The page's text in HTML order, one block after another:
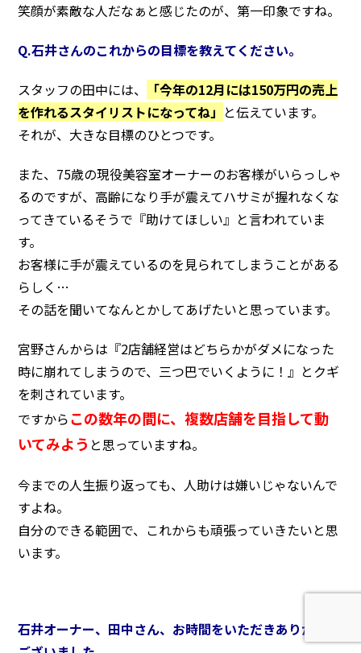
笑顔が素敵な人だなぁと感じたのが、第一印象ですね。
Q.石井さんのこれからの目標を教えてください。
スタッフの田中には、
「今年の12月には150万円の売上
を作れるスタイリストになってね」 と伝えています。
それが、大きな目標のひとつです。
また、75歳の現役美容室オーナーのお客様がいらっしゃ
るのですが、高齢になり手が震えてハサミが握れなくな
ってきているそうで『助けてほしい』と言われていま
す。
お客様に手が震えているのを見られてしまうことがある
らしく…
その話を聞いてなんとかしてあげたいと思っています。
宮野さんからは『2店舗経営はどちらかがダメになった
時に崩れてしまうので、三つ巴でいくように！』とクギ
を刺されています。
ですからこの数年の間に、複数店舗を目指して動
いてみよう と思っていますね。
今までの人生振り返っても、人助けは嫌いじゃないんで
すよね。
自分のできる範囲で、これからも頑張っていきたいと思
います。
石井オーナー、田中さん、お時間をいただきありがとう